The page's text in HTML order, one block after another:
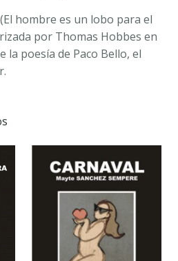
hombre es un lobo para el
por Thomas Hobbes en
la poesía de Paco Bello, el